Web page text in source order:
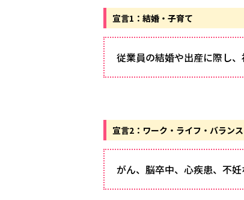
宣言1：結婚・子育て
従業員の結婚や出産に際し
宣言2：ワーク・ライフ・バランス
がん、脳卒中、心疾患、不